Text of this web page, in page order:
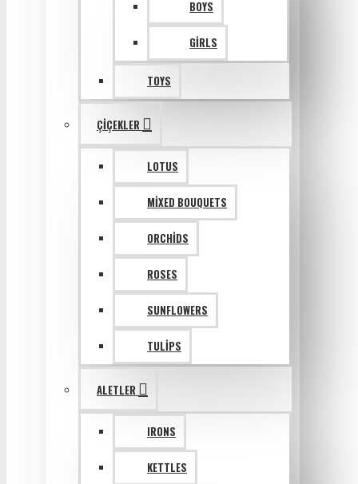
BOYS
GIRLS
TOYS
ÇIÇEKLER
LOTUS
MIXED BOUQUETS
ORCHIDS
ROSES
SUNFLOWERS
TULIPS
ALETLER
IRONS
KETTLES